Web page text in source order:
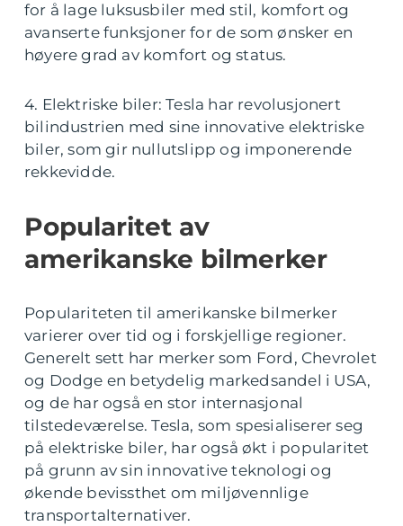
for å lage luksusbiler med stil, komfort og
avanserte funksjoner for de som ønsker en
høyere grad av komfort og status.
4. Elektriske biler: Tesla har revolusjonert
bilindustrien med sine innovative elektriske
biler, som gir nullutslipp og imponerende
rekkevidde.
Popularitet av
amerikanske bilmerker
Populariteten til amerikanske bilmerker
varierer over tid og i forskjellige regioner.
Generelt sett har merker som Ford, Chevrolet
og Dodge en betydelig markedsandel i USA,
og de har også en stor internasjonal
tilstedeværelse. Tesla, som spesialiserer seg
på elektriske biler, har også økt i popularitet
på grunn av sin innovative teknologi og
økende bevissthet om miljøvennlige
transportalternativer.